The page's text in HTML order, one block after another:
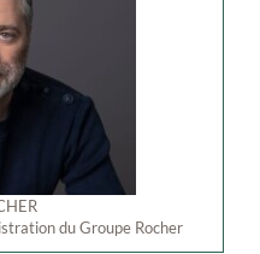
du Groupe Rocher